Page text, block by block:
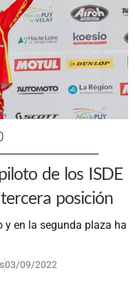
de los ISDE
posición
y en la segunda plaza ha
03/09/2022